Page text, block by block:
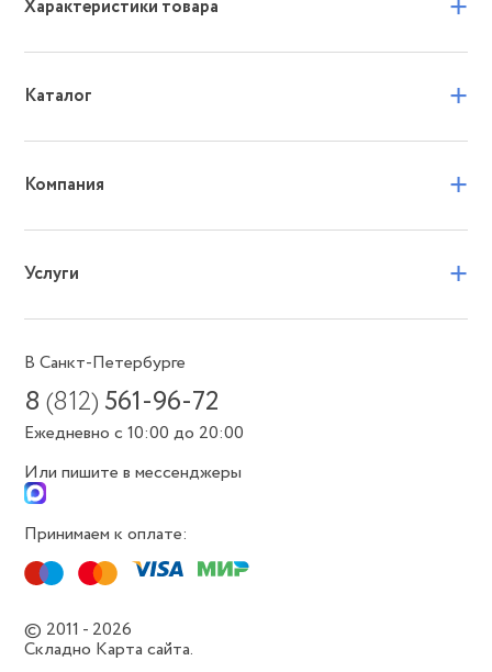
Характеристики товара
Каталог +
Компания +
Услуги +
В Санкт-Петербурге
8(812) 561-96-72
Ежедневно с 10:00 до 20:00
Или пишите в мессенджеры
Принимаем к оплате:
© 2011 - 2026
Складно Карта сайта.